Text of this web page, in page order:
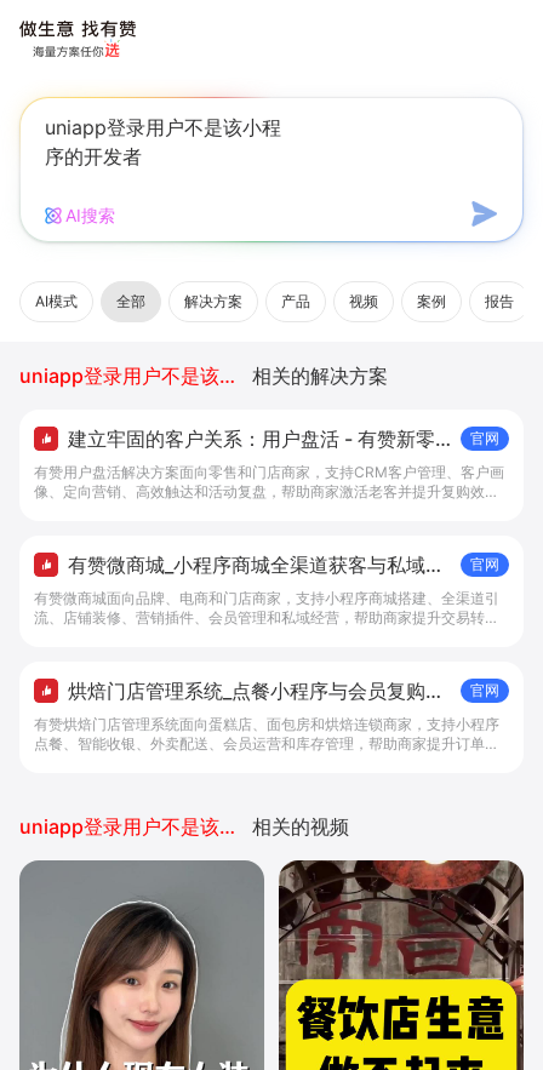
AI搜索
AI模式 全部 解决方案 产品 视频 案例 报告
uniapp登录用户不是该小程序的开发者 相关的解决方案
建立牢固的客户关系：用户盘活 - 有赞新零
售
官网
有赞用户盘活解决方案面向零售和门店商家，支持CRM客户管理、客户画
像、定向营销、高效触达和活动复盘，帮助商家激活老客并提升复购效
有赞微商城_小程序商城全渠道获客与私域复
购工具 - 做生意, 找有赞
官网
有赞微商城面向品牌、电商和门店商家，支持小程序商城搭建、全渠道引
流、店铺装修、营销插件、会员管理和私域经营，帮助商家提升交易转化
烘焙门店管理系统_点餐小程序与会员复购工
具 - 做生意, 找有赞
官网
有赞烘焙门店管理系统面向蛋糕店、面包房和烘焙连锁商家，支持小程序
点餐、智能收银、外卖配送、会员运营和库存管理，帮助商家提升订单转
uniapp登录用户不是该小程序的开发者 相关的视频